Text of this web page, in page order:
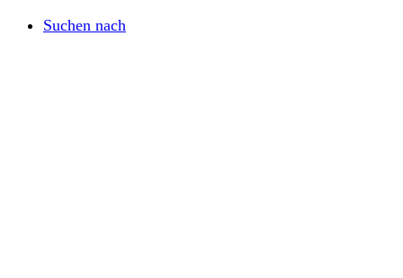
Suchen nach